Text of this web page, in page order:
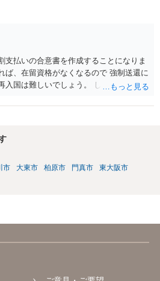
支払いの合意書を作成することになりま
ば、在留資格がなくなるので 強制送還に
入国は難しいでしょう。 したがって、結
市 大東市 柏原市 門真市
東大阪市